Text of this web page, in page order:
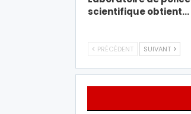
scientifique obtient…
PRÉCÉDENT SUIVANT